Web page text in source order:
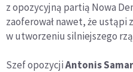
z opozycyjną partią Nowa
zaoferował nawet, że ustąpi
w utworzeniu silniejszego
Szef opozycjiAntonis